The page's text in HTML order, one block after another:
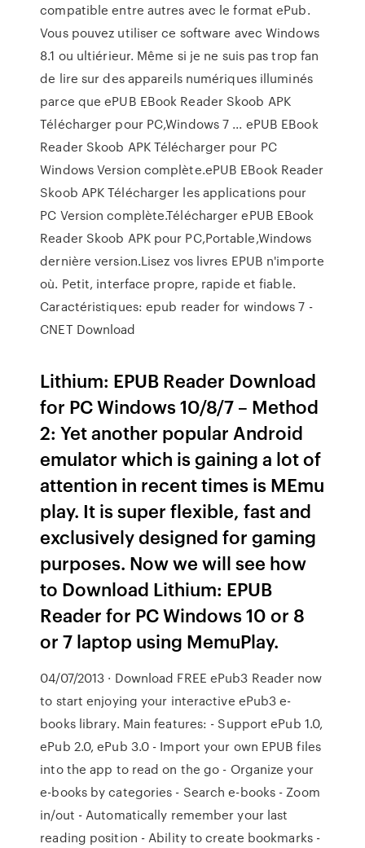
compatible entre autres avec le format ePub.
Vous pouvez utiliser ce software avec Windows
8.1 ou ultiérieur. Même si je ne suis pas trop fan
de lire sur des appareils numériques illuminés
parce que ePUB EBook Reader Skoob APK
Télécharger pour PC,Windows 7 ... ePUB EBook
Reader Skoob APK Télécharger pour PC
Windows Version complète.ePUB EBook Reader
Skoob APK Télécharger les applications pour
PC Version complète.Télécharger ePUB EBook
Reader Skoob APK pour PC,Portable,Windows
dernière version.Lisez vos livres EPUB n'importe
où. Petit, interface propre, rapide et fiable.
Caractéristiques: epub reader for windows 7 -
CNET Download
Lithium: EPUB Reader Download
for PC Windows 10/8/7 – Method
2: Yet another popular Android
emulator which is gaining a lot of
attention in recent times is MEmu
play. It is super flexible, fast and
exclusively designed for gaming
purposes. Now we will see how
to Download Lithium: EPUB
Reader for PC Windows 10 or 8
or 7 laptop using MemuPlay.
04/07/2013 · Download FREE ePub3 Reader now
to start enjoying your interactive ePub3 e-
books library. Main features: - Support ePub 1.0,
ePub 2.0, ePub 3.0 - Import your own EPUB files
into the app to read on the go - Organize your
e-books by categories - Search e-books - Zoom
in/out - Automatically remember your last
reading position - Ability to create bookmarks -